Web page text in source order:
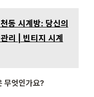
동 시계방: 당신의
리 | 빈티지 시계
무엇인가요?